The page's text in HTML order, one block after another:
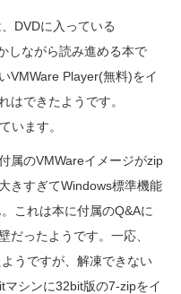
DVDに入っている
しながら読み進める本で
VMWare Player(無料)をイ
はできたようです。
います。
属のVMWareイメージがzip
きすぎてWindows標準機能
これは本に付属のQ&Aに
だったようです。一応、
うですが、解凍できない
シンに32bit版の7-zipをイ